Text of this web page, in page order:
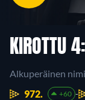
KIROTTU
Alkuperäinen
972.
+60